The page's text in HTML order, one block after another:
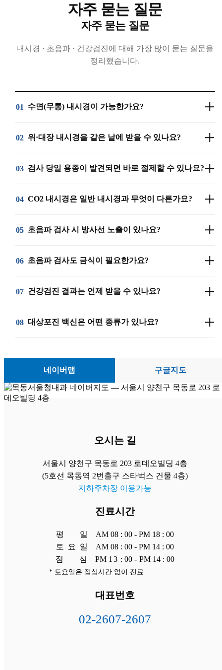
자주 묻는 질문
자주 묻는 질문
내시경 · 초음파 · 건강검진에 대해 가장 많이 묻는 질문을
정리했습니다.
01 수면(무통) 내시경이 가능한가요?
가능합니다. 검사 중 혈중 산소포화도와 심박수를
검사 후에는 회복실에서 충분히 휴식하신 뒤
수면으로 진행되어 통증이나 불편감 없이 편안하게
02 위·대장 내시경을 같은 날에 받을 수 있나요?
가능합니다. 한 번의 수면 진정으로 두 검사를 함께
크게 줄어듭니다. 예약 시 장 정결제 복용 안내를
03 검사 당일 용종이 발견되면 바로 절제할 수 있나요?
가능합니다. 소화기내시경 세부전문의가 직접
대응 가능하기 때문에 별도 재방문 없이 한 번에
04 CO2 내시경은 일반 내시경과 무엇이 다른가요?
팽만감과 가스 통증이 오래 지속됩니다.
빠르게 체내에서 흡수·배출되어 검사 직후부터 복부
가능합니다.
05 초음파 검사 시 방사선 노출이 있나요?
검사로 방사선 노출이 전혀 없습니다. CT나 X-ray와
질환자분도 안전하게 받을 수 있으며 반복 검사에도
06 초음파 검사도 금식이 필요한가요?
췌장)는 6~8시간 금식이 필요하며, 갑상선·경동맥·
하복부 초음파(방광)는 검사 1시간 전 물 500ml 정도
07 건강검진 결과는 언제 받을 수 있나요?
따라 10~14일 정도 소요됩니다. 모든 결과는
추적 관리가 필요한 경우 맞춤 안내를 받으실 수
있습니다.
08 대상포진 백신은 어떤 종류가 있나요?
있습니다. 싱그릭스는 2회 접종으로 예방 효과 90%
이상이며, 조스타박스는 1회 접종으로 간편한 대신
효과는 약 50%대입니다. 연령과 건강 상태, 예산을
고려해 맞춤 안내해 드립니다.
네이버맵 구글지도
오시는 길
서울시 양천구 목동로 203 로데오빌딩 4층
(5호선 목동역 2번출구 스타벅스 건물 4층)
지하주차장 이용가능
진료시간
평
일 AM 08 : 00 - PM 18 : 00
토 요 일 AM 08 : 00 - PM 14 : 00
점
심 PM 13 : 00 - PM 14 : 00
* 토요일은 점심시간 없이 진료
대표번호
02-2607-2607